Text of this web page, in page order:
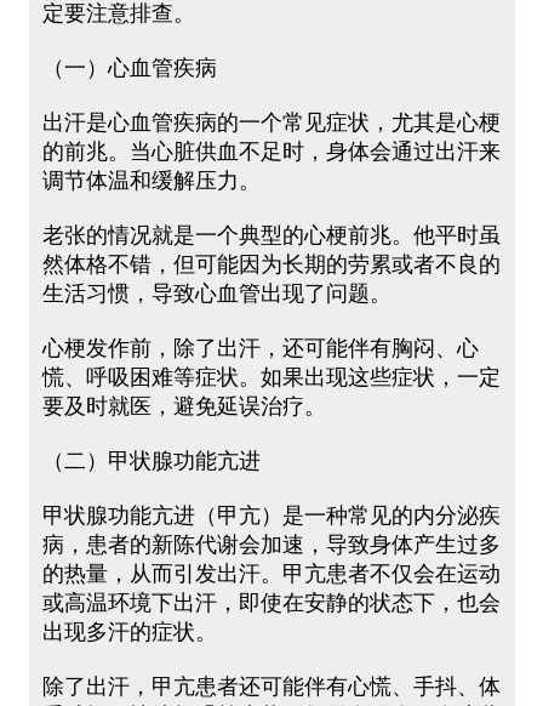
定要注意排查。
（一）心血管疾病
出汗是心血管疾病的一个常见症状，尤其是心梗
的前兆。当心脏供血不足时，身体会通过出汗来
调节体温和缓解压力。
老张的情况就是一个典型的心梗前兆。他平时虽
然体格不错，但可能因为长期的劳累或者不良的
生活习惯，导致心血管出现了问题。
心梗发作前，除了出汗，还可能伴有胸闷、心
慌、呼吸困难等症状。如果出现这些症状，一定
要及时就医，避免延误治疗。
（二）甲状腺功能亢进
甲状腺功能亢进（甲亢）是一种常见的内分泌疾
病，患者的新陈代谢会加速，导致身体产生过多
的热量，从而引发出汗。甲亢患者不仅会在运动
或高温环境下出汗，即使在安静的状态下，也会
出现多汗的症状。
除了出汗，甲亢患者还可能伴有心慌、手抖、体